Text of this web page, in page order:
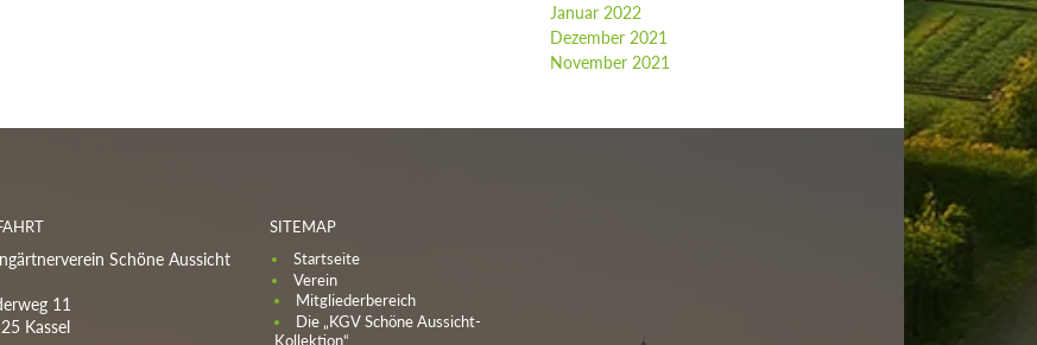
Januar 2022
Dezember 2021
November 2021
Schöne Aussicht
11
Kassel
SITEMAP
Startseite
Verein
Mitgliederbereich
Die „KGV Schöne Aussicht-
Kollektion“